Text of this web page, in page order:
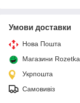
Умови доставки
Нова Пошта
Магазини Rozetka
Укрпошта
Самовивіз